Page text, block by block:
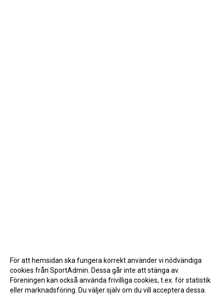
För att hemsidan ska fungera korrekt använder vi nödvändiga
cookies från SportAdmin. Dessa går inte att stänga av.
Föreningen kan också använda frivilliga cookies, t.ex. för statistik
eller marknadsföring. Du väljer själv om du vill acceptera dessa.